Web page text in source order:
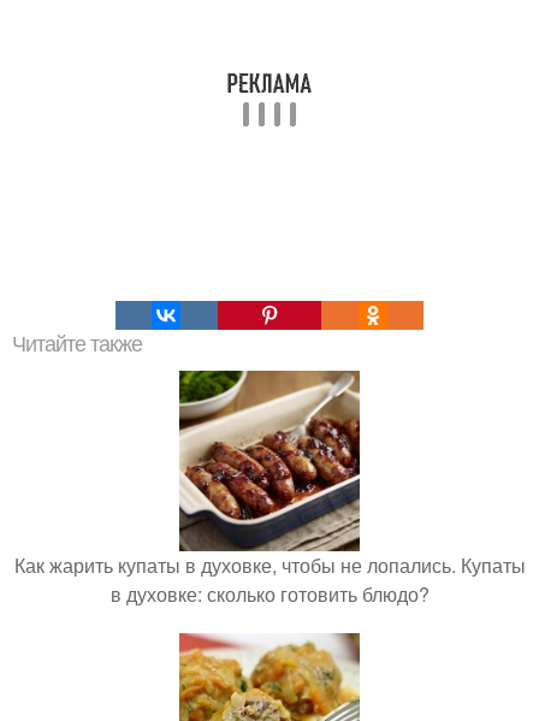
Читайте также
Как жарить купаты в духовке, чтобы не лопались. Купаты
в духовке: сколько готовить блюдо?